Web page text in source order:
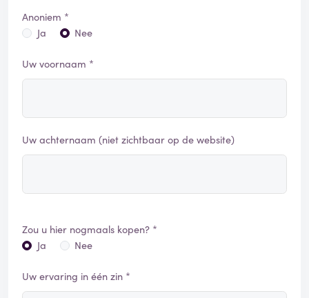
Anoniem *
Ja
Nee
Uw voornaam *
Uw achternaam (niet zichtbaar op de website)
Zou u hier nogmaals kopen? *
Ja
Nee
Uw ervaring in één zin *